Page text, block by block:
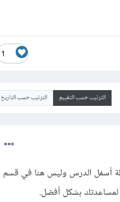
1
الترتيب حسب التقييم الترتيب حسب التاريخ
أسفل الدرس وليس هنا في قسم
لمساعدتك بشكل أفضل.